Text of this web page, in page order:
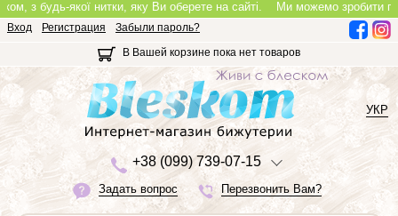
з будь-якої нитки, яку Ви оберете на сайті.Ми можемо зробити
Вход Регистрация
Забыли пароль?
В Вашей корзине пока нет товаров
+38 (099) 739-07-15
Задать вопрос Перезвонить Вам?
УКР